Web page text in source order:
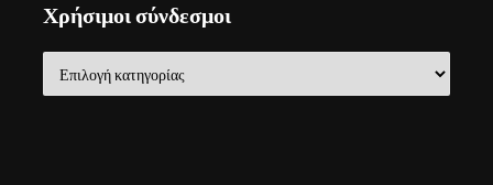
Χρήσιμοι σύνδεσμοι
σύνδεσμοι